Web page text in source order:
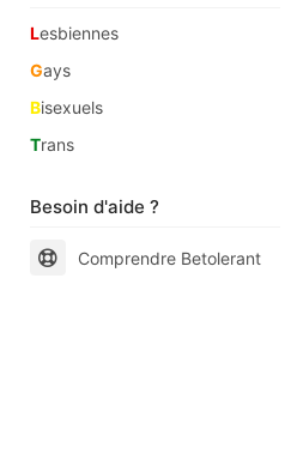
Lesbiennes
Gays
Bisexuels
Trans
Besoin d'aide ?
Comprendre Betolerant